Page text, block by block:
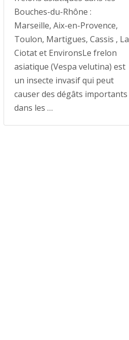
Bouches-du-Rhône :
Marseille, Aix-en-Provence,
Toulon, Martigues, Cassis , La
Ciotat et EnvironsLe frelon
asiatique (Vespa velutina) est
un insecte invasif qui peut
causer des dégâts importants
dans les …